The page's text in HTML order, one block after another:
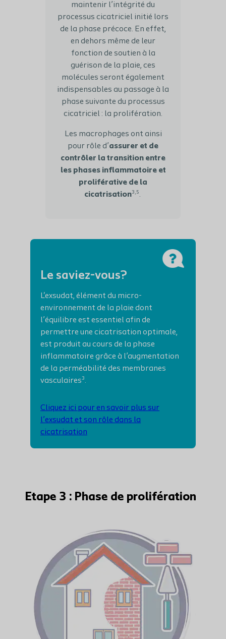
maintenir l’intégrité du
processus cicatriciel initié lors
de la phase précoce. En effet,
en dehors même de leur
fonction de soutien à la
guérison de la plaie, ces
molécules seront également
indispensables au passage à la
phase suivante du processus
cicatriciel : la prolifération.
Les macrophages ont ainsi
pour rôle d’assurer et de
contrôler la transition entre
les phases inflammatoire et
proliférative de la
cicatrisation3,5.
Le saviez-vous?
L'exsudat, élément du micro-
environnement de la plaie dont
l’équilibre est essentiel afin de
permettre une cicatrisation optimale,
est produit au cours de la phase
inflammatoire grâce à l’augmentation
de la perméabilité des membranes
vasculaires3.
Cliquez ici pour en savoir plus sur
l’exsudat et son rôle dans la
cicatrisation
Etape 3 : Phase de prolifération